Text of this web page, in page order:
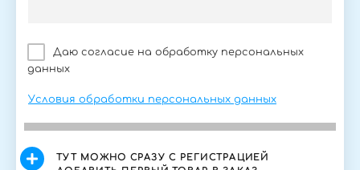
Даю согласие на обработку персональных
данных
Условия обработки персональных данных
ТУТ МОЖНО СРАЗУ С РЕГИСТРАЦИЕЙ